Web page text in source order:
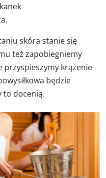
skóra stanie się
też zapobiegniemy
przyspieszymy krążenie
będzie
to docenią.